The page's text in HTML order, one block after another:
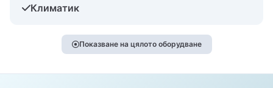
Климатик
Показване на цялото оборудване